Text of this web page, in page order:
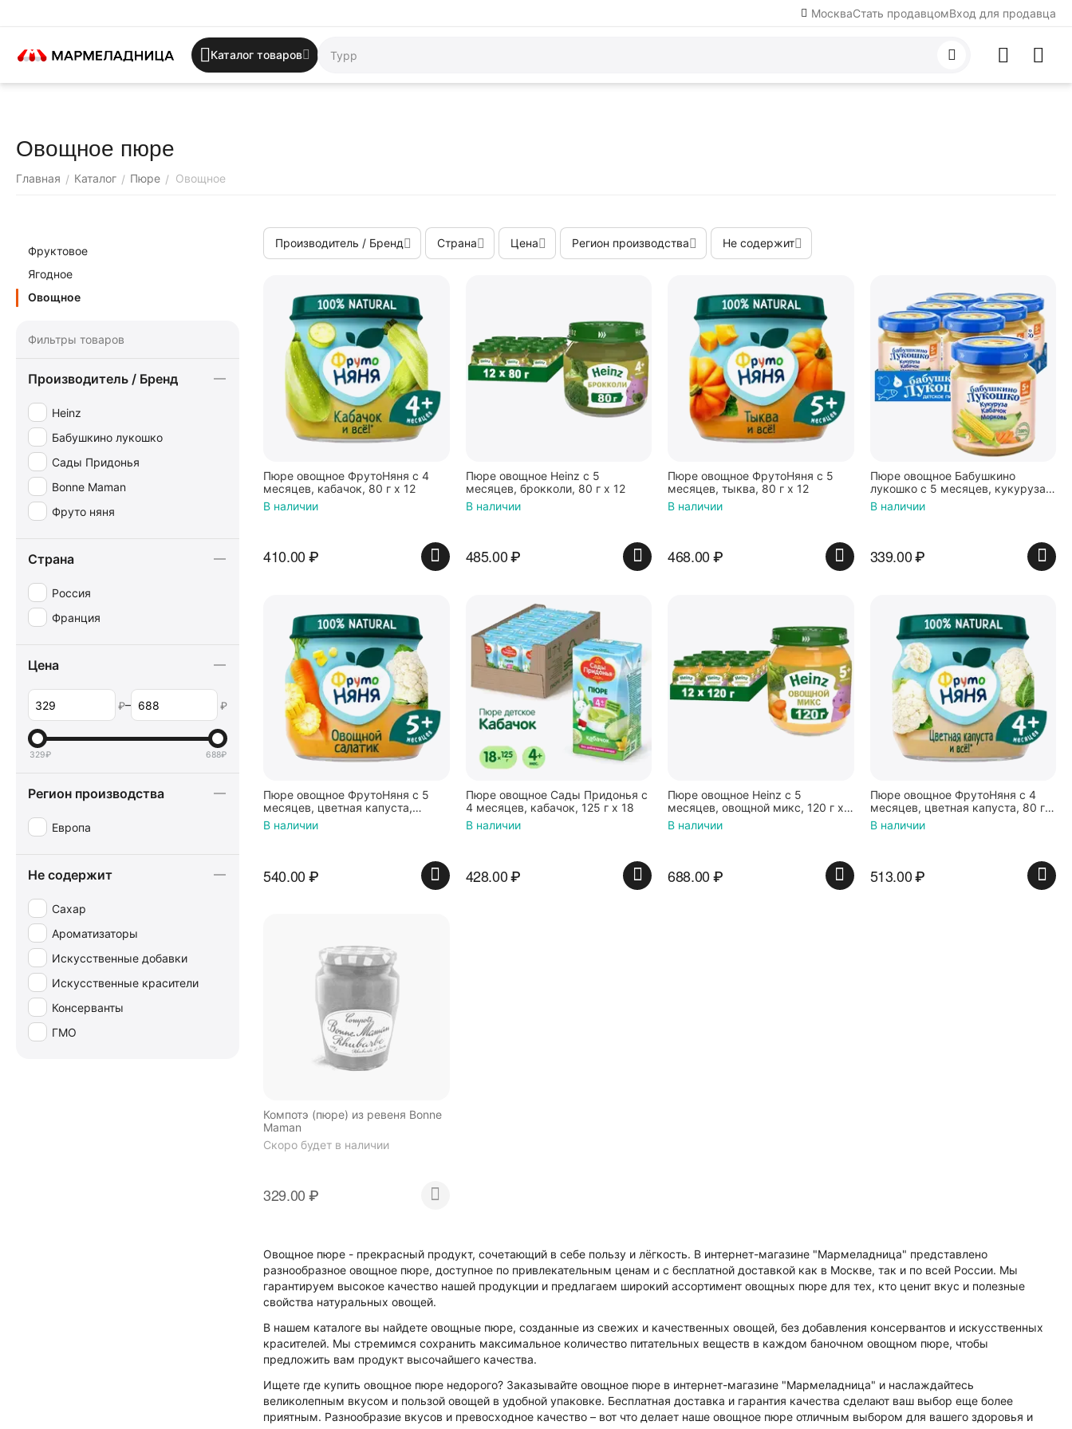
МоскваСтать продавцомВход для продавца
Каталог товаров
Овощное пюре
Главная / Каталог / Пюре / Овощное
Производитель / Бренд Страна Цена Регион производства Не содержит
Овощное пюре - прекрасный продукт, сочетающий в себе пользу и лёгкость. В интернет-магазине "Мармеладница" представлено
разнообразное овощное пюре, доступное по привлекательным ценам и с бесплатной доставкой как в Москве, так и по всей России. Мы
гарантируем высокое качество нашей продукции и предлагаем широкий ассортимент овощных пюре для тех, кто ценит вкус и полезные
свойства натуральных овощей.
В нашем каталоге вы найдете овощные пюре, созданные из свежих и качественных овощей, без добавления консервантов и искусственных
красителей. Мы стремимся сохранить максимальное количество питательных веществ в каждом баночном овощном пюре, чтобы
предложить вам продукт высочайшего качества.
Ищете где купить овощное пюре недорого? Заказывайте овощное пюре в интернет-магазине "Мармеладница" и наслаждайтесь
великолепным вкусом и пользой овощей в удобной упаковке. Бесплатная доставка и гарантия качества сделают ваш выбор еще более
приятным. Разнообразие вкусов и превосходное качество – вот что делает наше овощное пюре отличным выбором для вашего здоровья и
Пюре овощное ФрутоНяня с 4
месяцев, кабачок, 80 г x 12
В наличии
410.00₽
Пюре овощное Heinz с 5
месяцев, брокколи, 80 г x 12
В наличии
485.00₽
Пюре овощное ФрутоНяня с 5
месяцев, тыква, 80 г x 12
В наличии
468.00₽
Пюре овощное Бабушкино
лукошко с 5 месяцев, кукуруза,
кабачки и морковь, 100 г x 6
В наличии
339.00₽
Пюре овощное ФрутоНяня с 5
месяцев, цветная капуста,
кукуруза и морковь, 80 г x 12
В наличии
540.00₽
Пюре овощное Сады Придонья с
4 месяцев, кабачок, 125 г x 18
В наличии
428.00₽
Пюре овощное Heinz с 5
месяцев, овощной микс, 120 г x
12
В наличии
688.00₽
Пюре овощное ФрутоНяня с 4
месяцев, цветная капуста, 80 г x
12
В наличии
513.00₽
Компотэ (пюре) из ревеня Bonne
Maman
Скоро будет в наличии
329.00₽
Фруктовое
Ягодное
Овощное
Фильтры товаров
Производитель / Бренд
Heinz
Бабушкино лукошко
Сады Придонья
Bonne Maman
Фруто няня
Страна
Россия
Франция
Цена
₽– ₽
329₽ 688₽
Регион производства
Европа
Не содержит
Сахар
Ароматизаторы
Искусственные добавки
Искусственные красители
Консерванты
ГМО